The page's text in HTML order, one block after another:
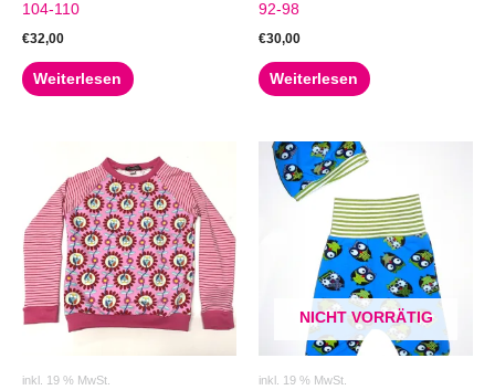
104-110
€32,00
Weiterlesen
92-98
€30,00
Weiterlesen
inkl. 19 % MwSt.
NICHT VORRÄTIG
inkl. 19 % MwSt.